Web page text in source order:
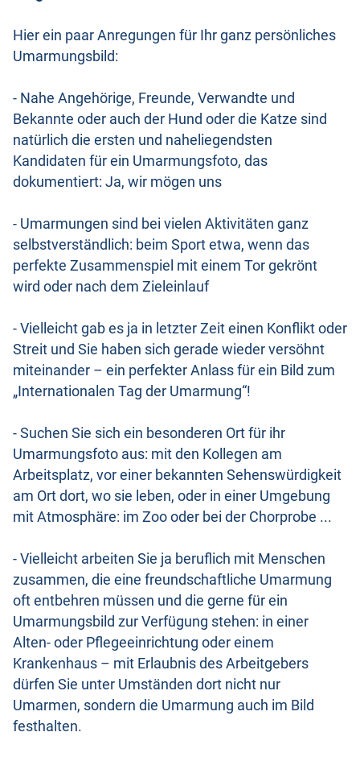
Hier ein paar Anregungen für Ihr ganz persönliches
Umarmungsbild:
- Nahe Angehörige, Freunde, Verwandte und
Bekannte oder auch der Hund oder die Katze sind
natürlich die ersten und naheliegendsten
Kandidaten für ein Umarmungsfoto, das
dokumentiert: Ja, wir mögen uns
- Umarmungen sind bei vielen Aktivitäten ganz
selbstverständlich: beim Sport etwa, wenn das
perfekte Zusammenspiel mit einem Tor gekrönt
wird oder nach dem Zieleinlauf
- Vielleicht gab es ja in letzter Zeit einen Konflikt oder
Streit und Sie haben sich gerade wieder versöhnt
miteinander – ein perfekter Anlass für ein Bild zum
„Internationalen Tag der Umarmung“!
- Suchen Sie sich ein besonderen Ort für ihr
Umarmungsfoto aus: mit den Kollegen am
Arbeitsplatz, vor einer bekannten Sehenswürdigkeit
am Ort dort, wo sie leben, oder in einer Umgebung
mit Atmosphäre: im Zoo oder bei der Chorprobe ...
- Vielleicht arbeiten Sie ja beruflich mit Menschen
zusammen, die eine freundschaftliche Umarmung
oft entbehren müssen und die gerne für ein
Umarmungsbild zur Verfügung stehen: in einer
Alten- oder Pflegeeinrichtung oder einem
Krankenhaus – mit Erlaubnis des Arbeitgebers
dürfen Sie unter Umständen dort nicht nur
Umarmen, sondern die Umarmung auch im Bild
festhalten.